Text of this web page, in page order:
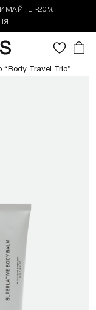
-20%
“Body Travel Trio”